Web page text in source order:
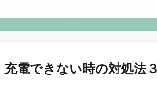
電できない時の対処法３